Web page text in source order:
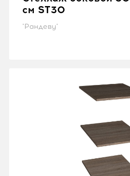
см ST30
"Рандеву"